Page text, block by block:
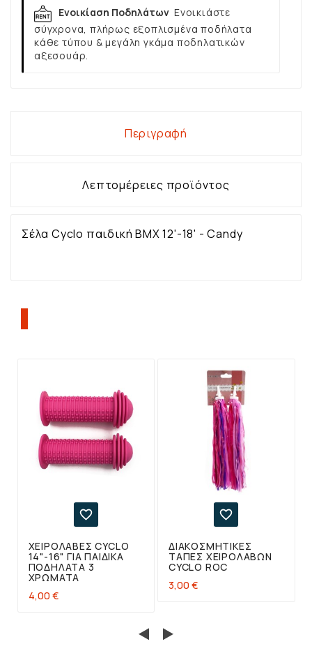
Ενοικίαση Ποδηλάτων Ενοικιάστε
σύγχρονα, πλήρως εξοπλισμένα ποδήλατα
κάθε τύπου & μεγάλη γκάμα ποδηλατικών
αξεσουάρ.
Περιγραφή
Λεπτομέρειες προϊόντος
Σέλα Cyclo παιδική BMX 12'-18' - Candy

ΧΕΙΡΟΛΑΒΈΣ CYCLO
14"-16" ΓΙΑ ΠΑΙΔΙΚΆ
ΠΟΔΉΛΑΤΑ 3
ΧΡΏΜΑΤΑ
4,00 €

ΔΙΑΚΟΣΜΗΤΙΚΈΣ
ΤΆΠΕΣ ΧΕΙΡΟΛΑΒΏΝ
CYCLO ROC
3,00 €